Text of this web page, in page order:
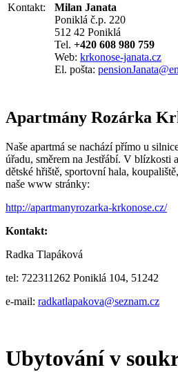
Kontakt:
Milan Janata
Poniklá č.p. 220
512 42 Poniklá
Tel. +420 608 980 759
Web: krkonose-janata.cz
El. pošta:
Apartmány Rozárka
Naše apartmá se nachází přímo u
úřadu, směrem na Jestřábí. V blízkosti
dětské hřiště, sportovní hala,
naše www stránky:
http://apartmanyrozarka-krkonose.cz/
Kontakt:
Radka Tlapáková
tel: 722311262 Poniklá 104, 51242
e-mail: radkatlapakova@seznam.cz
Ubytování v